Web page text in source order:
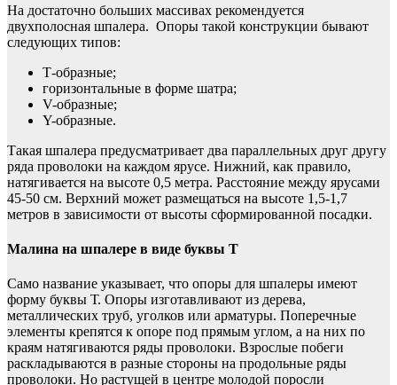
На достаточно больших массивах рекомендуется
двухполосная шпалера. Опоры такой конструкции бывают
следующих типов:
Т-образные;
горизонтальные в форме шатра;
V-образные;
Y-образные.
Такая шпалера предусматривает два параллельных друг другу
ряда проволоки на каждом ярусе. Нижний, как правило,
натягивается на высоте 0,5 метра. Расстояние между ярусами
45-50 см. Верхний может размещаться на высоте 1,5-1,7
метров в зависимости от высоты сформированной посадки.
Малина на шпалере в виде буквы Т
Само название указывает, что опоры для шпалеры имеют
форму буквы Т. Опоры изготавливают из дерева,
металлических труб, уголков или арматуры. Поперечные
элементы крепятся к опоре под прямым углом, а на них по
краям натягиваются ряды проволоки. Взрослые побеги
раскладываются в разные стороны на продольные ряды
проволоки. Но растущей в центре молодой поросли